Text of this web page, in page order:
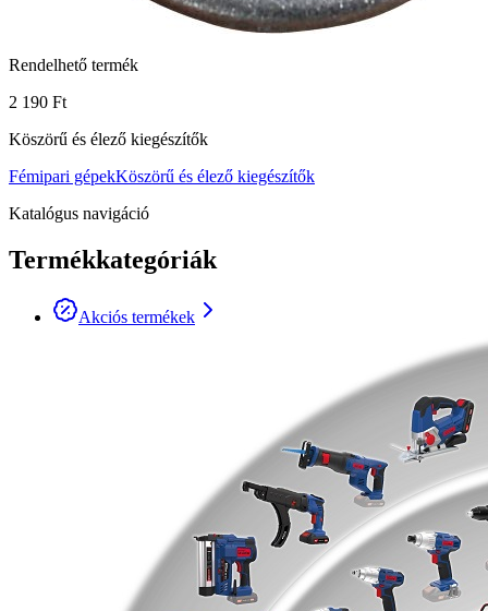
Rendelhető termék
2 190 Ft
Köszörű és élező kiegészítők
Fémipari gépekKöszörű és élező kiegészítők
Katalógus navigáció
Termékkategóriák
Akciós termékek